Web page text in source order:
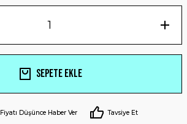
Sepete Ekle
Fiyatı Düşünce Haber Ver Tavsiye Et